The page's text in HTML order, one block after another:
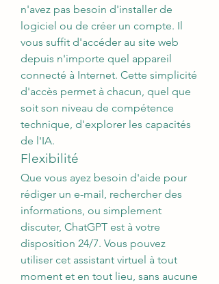
n'avez pas besoin d'installer de
logiciel ou de créer un compte. Il
vous suffit d'accéder au site web
depuis n'importe quel appareil
connecté à Internet. Cette simplicité
d'accès permet à chacun, quel que
soit son niveau de compétence
technique, d'explorer les capacités
de l'IA.
Flexibilité
Que vous ayez besoin d'aide pour
rédiger un e-mail, rechercher des
informations, ou simplement
discuter, ChatGPT est à votre
disposition 24/7. Vous pouvez
utiliser cet assistant virtuel à tout
moment et en tout lieu, sans aucune